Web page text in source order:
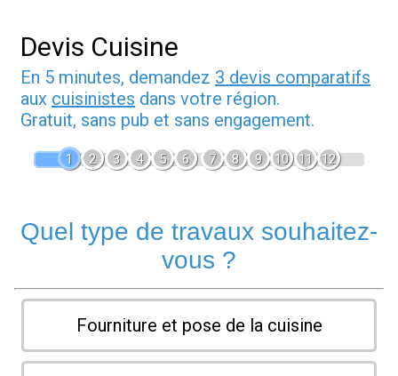
Devis Cuisine
En 5 minutes, demandez 3 devis comparatifs
aux cuisinistes dans votre région.
Gratuit, sans pub et sans engagement.
1 2 3 4 5 6 7 8 9 10 11 12
Quel type de travaux souhaitez-
vous ?
Fourniture et pose de la cuisine